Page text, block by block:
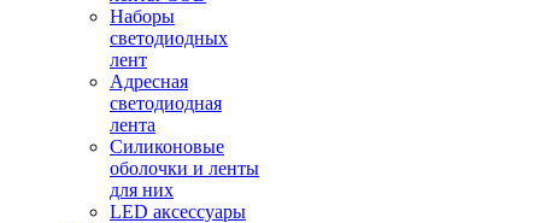
Наборы
светодиодных
лент
Адресная
светодиодная
лента
Силиконовые
оболочки и ленты
для них
LED аксессуары